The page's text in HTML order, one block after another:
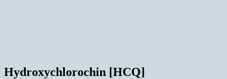
Hydroxychlorochin [HCQ]